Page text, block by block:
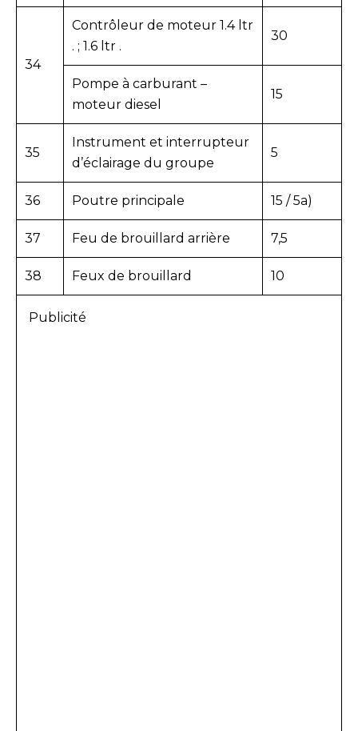
34
Contrôleur de moteur 1.4 ltr
. ; 1.6 ltr .
30
Pompe à carburant –
moteur diesel
15
35
Instrument et interrupteur
d’éclairage du groupe
5
36 Poutre principale 15 / 5a)
37 Feu de brouillard arrière 7,5
38 Feux de brouillard 10
Publicité